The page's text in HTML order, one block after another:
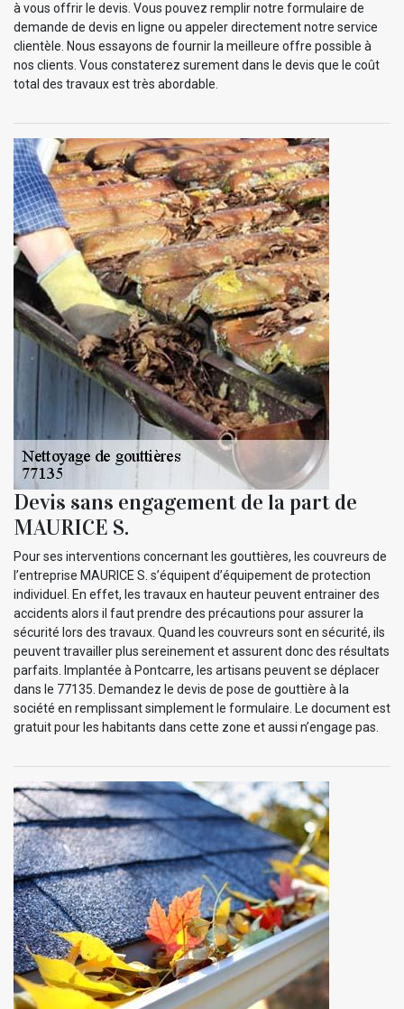
à vous offrir le devis. Vous pouvez remplir notre formulaire de
demande de devis en ligne ou appeler directement notre service
clientèle. Nous essayons de fournir la meilleure offre possible à
nos clients. Vous constaterez surement dans le devis que le coût
total des travaux est très abordable.
Devis sans engagement de la part de
MAURICE S.
Pour ses interventions concernant les gouttières, les couvreurs de
l’entreprise MAURICE S. s’équipent d’équipement de protection
individuel. En effet, les travaux en hauteur peuvent entrainer des
accidents alors il faut prendre des précautions pour assurer la
sécurité lors des travaux. Quand les couvreurs sont en sécurité, ils
peuvent travailler plus sereinement et assurent donc des résultats
parfaits. Implantée à Pontcarre, les artisans peuvent se déplacer
dans le 77135. Demandez le devis de pose de gouttière à la
société en remplissant simplement le formulaire. Le document est
gratuit pour les habitants dans cette zone et aussi n’engage pas.